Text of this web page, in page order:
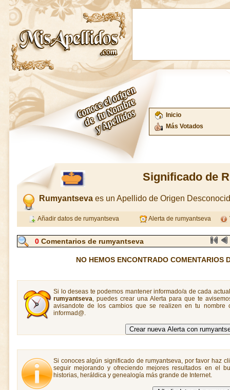
Inicio
Más Votados
Significado de
Rumyantseva es un Apellido de Origen
Añadir datos de rumyantseva Alerta de rumyantseva
0 Comentarios de rumyantseva
NO HEMOS ENCONTRADO COMENTARIOS
Si lo deseas te podemos mantener informado/a de cada
rumyantseva, puedes crear una Alerta para que te
avisandote de los cambios que se realizen en tu
informad@.
Si conoces algún significado de rumyantseva, por favor haz
seguir mejorando y ofreciendo mejores resultados en el
historias, heráldica y genealogía más grande de Internet.